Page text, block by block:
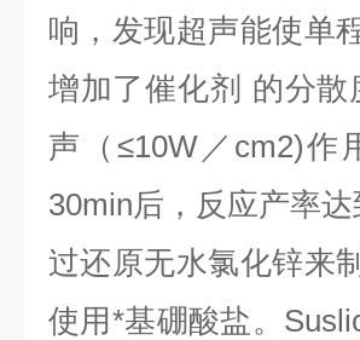
响，发现超声能使单
增加了催化剂 的分散
声（≤10W／ cm2)作
30min后，反应产率达
过还原无水氯化锌来
使用*基硼酸盐。